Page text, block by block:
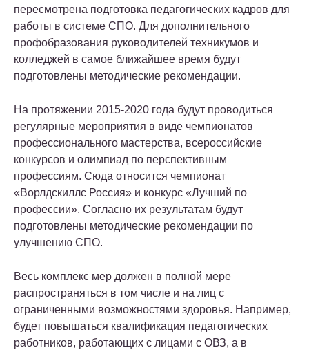
пересмотрена подготовка педагогических кадров для
работы в системе СПО. Для дополнительного
профобразования руководителей техникумов и
колледжей в самое ближайшее время будут
подготовлены методические рекомендации.
На протяжении 2015-2020 года будут проводиться
регулярные мероприятия в виде чемпионатов
профессионального мастерства, всероссийские
конкурсов и олимпиад по перспективным
профессиям. Сюда относится чемпионат
«Ворлдскиллс Россия» и конкурс «Лучший по
профессии». Согласно их результатам будут
подготовлены методические рекомендации по
улучшению СПО.
Весь комплекс мер должен в полной мере
распространяться в том числе и на лиц с
ограниченными возможностями здоровья. Например,
будет повышаться квалификация педагогических
работников, работающих с лицами с ОВЗ, а в